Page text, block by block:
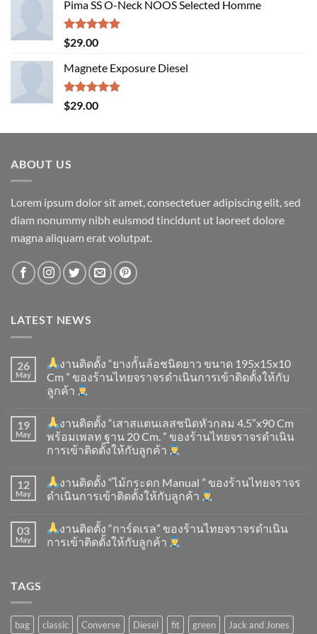
was:
$29.00.
is:
Pima SS O-Neck NOOS Selected Homme
Rated5.00
out of 5
$29.00
Magnete Exposure Diesel
Rated5.00
out of 5
$29.00
ABOUT US
Lorem ipsum dolor sit amet, consectetuer adipiscing elit, sed
diam nonummy nibh euismod tincidunt ut laoreet dolore
magna aliquam erat volutpat.
LATEST NEWS
26
May
งานติดตั้ง “ยางกั้นล้อชนิดยาว ขนาด 195x15x10
Cm ” ของร้านไทยจราจรดำเนินการเข้าติดตั้ง​ให้กับ
ลูกค้า
19
May
งานติดตั้ง “เสาสแตนเลสชนิดหัวกลม 4.5”x90 Cm
พร้อมเพลท ฐาน 20 Cm. ” ของร้านไทยจราจรดำเนิน
การเข้าติดตั้ง​ให้กับลูกค้า
12
May
งานติดตั้ง “ไม้กระดก Manual ” ของร้านไทยจราจร
ดำเนินการเข้าติดตั้ง​ให้กับลูกค้า
03
May
งานติดตั้ง “การ์ดเรล” ของร้านไทยจราจรดำเนิน
การเข้าติดตั้ง​ให้กับลูกค้า
TAGS
bag classic Converse Diesel fit green Jack and Jones